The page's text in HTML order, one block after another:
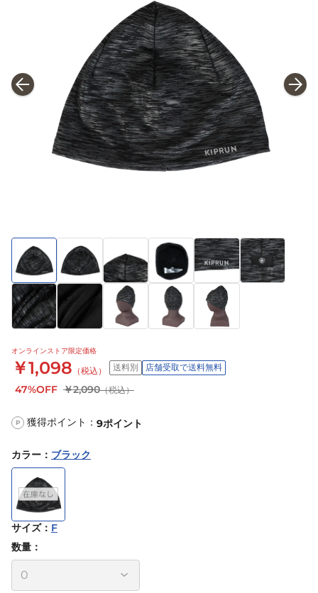
オンラインストア限定価格
￥1,098 （税込） 送料別 店舗受取で送料無料
47%OFF ￥2,090（税込）
P 獲得ポイント： 9ポイント
カラー ： ブラック
サイズ： F
数量：